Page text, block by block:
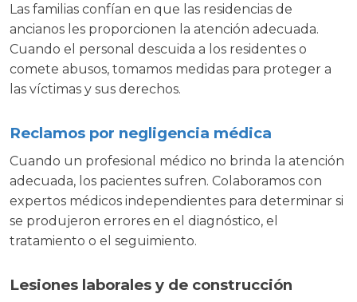
Las familias confían en que las residencias de
ancianos les proporcionen la atención adecuada.
Cuando el personal descuida a los residentes o
comete abusos, tomamos medidas para proteger a
las víctimas y sus derechos.
Reclamos por negligencia médica
Cuando un profesional médico no brinda la atención
adecuada, los pacientes sufren. Colaboramos con
expertos médicos independientes para determinar si
se produjeron errores en el diagnóstico, el
tratamiento o el seguimiento.
Lesiones laborales y de construcción